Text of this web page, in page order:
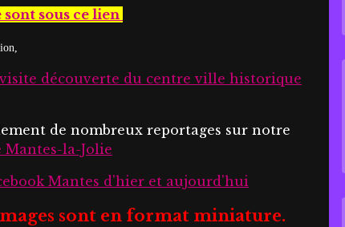
sous ce lien
visite découverte du centre ville historique
de nombreux reportages sur notre
Mantes-la-Jolie
Mantes d'hier et aujourd'hui
sont en format miniature.